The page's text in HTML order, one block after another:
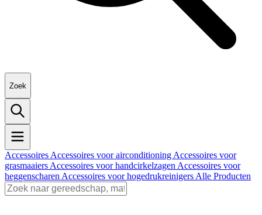
Zoek
Accessoires Accessoires voor airconditioning Accessoires voor
grasmaaiers Accessoires voor handcirkelzagen Accessoires voor
heggenscharen Accessoires voor hogedrukreinigers Alle Producten